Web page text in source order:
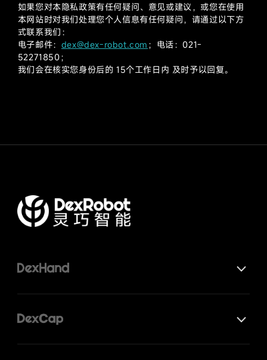
如果您对本隐私政策有任何疑问、意见或建议，或您在使用
本网站时对我们处理您个人信息有任何疑问，请通过以下方
式联系我们：
电子邮件： dex@dex-robot.com ；电话：021-
52271850；
我们会在核实您身份后的 15个工作日内 及时予以回复。